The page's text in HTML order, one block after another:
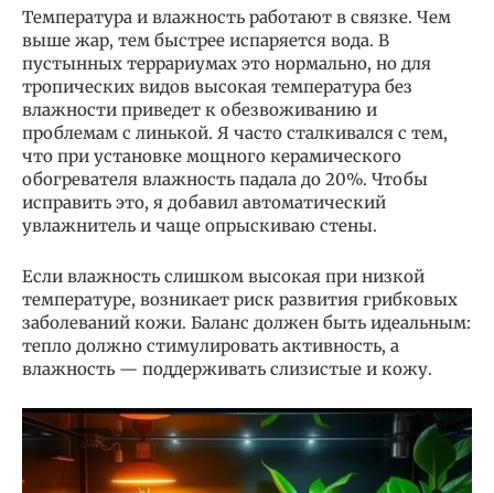
Температура и влажность работают в связке. Чем
выше жар, тем быстрее испаряется вода. В
пустынных террариумах это нормально, но для
тропических видов высокая температура без
влажности приведет к обезвоживанию и
проблемам с линькой. Я часто сталкивался с тем,
что при установке мощного керамического
обогревателя влажность падала до 20%. Чтобы
исправить это, я добавил автоматический
увлажнитель и чаще опрыскиваю стены.
Если влажность слишком высокая при низкой
температуре, возникает риск развития грибковых
заболеваний кожи. Баланс должен быть идеальным:
тепло должно стимулировать активность, а
влажность — поддерживать слизистые и кожу.